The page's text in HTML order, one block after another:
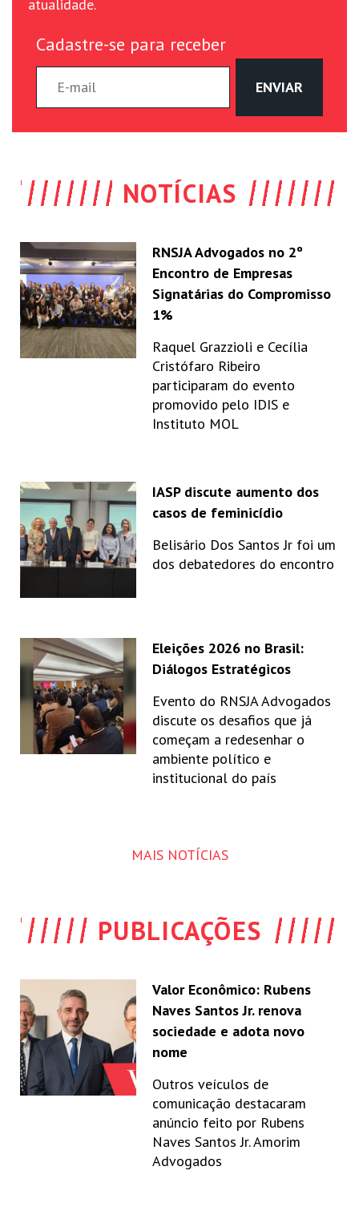
atualidade.
Cadastre-se para receber
NOTÍCIAS
RNSJA Advogados no 2º
Encontro de Empresas
Signatárias do Compromisso
1%
Raquel Grazzioli e Cecília
Cristófaro Ribeiro
participaram do evento
promovido pelo IDIS e
Instituto MOL
IASP discute aumento dos
casos de feminicídio
Belisário Dos Santos Jr foi um
dos debatedores do encontro
Eleições 2026 no Brasil:
Diálogos Estratégicos
Evento do RNSJA Advogados
discute os desafios que já
começam a redesenhar o
ambiente político e
institucional do país
MAIS NOTÍCIAS
PUBLICAÇÕES
Valor Econômico: Rubens
Naves Santos Jr. renova
sociedade e adota novo
nome
Outros veículos de
comunicação destacaram
anúncio feito por Rubens
Naves Santos Jr. Amorim
Advogados